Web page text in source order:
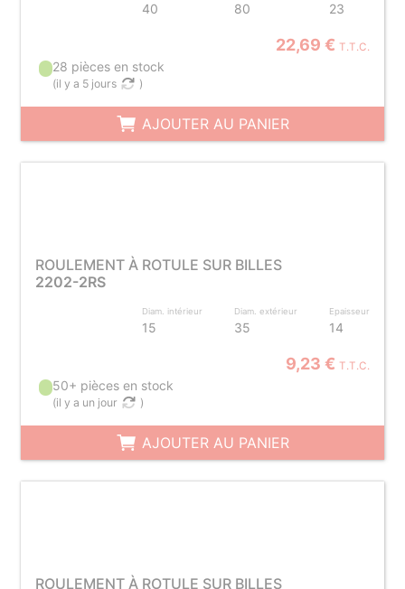
40 80 23
22,69 € T.T.C.
28 pièces en stock
(il y a 5 jours )
AJOUTER AU PANIER
ROULEMENT À ROTULE SUR BILLES
2202-2RS
Diam. intérieur
15
Diam. extérieur
35
Epaisseur
14
9,23 € T.T.C.
50+ pièces en stock
(il y a un jour )
AJOUTER AU PANIER
ROULEMENT À ROTULE SUR BILLES